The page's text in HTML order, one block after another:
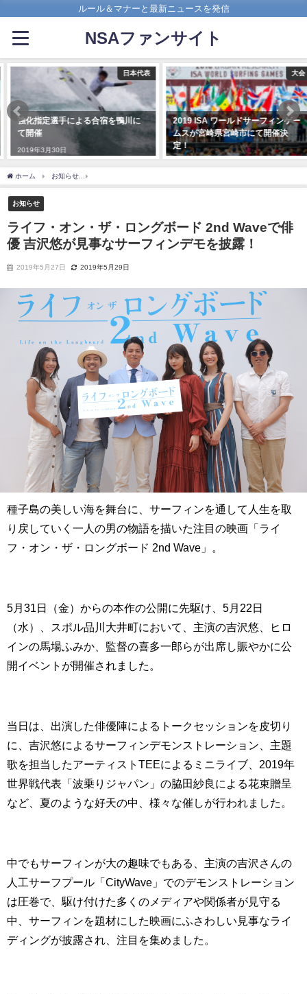
ルール＆マナーと最新ニュースを発信
NSAファンサイト
日本代表
強化指定選手による合宿を鴨川に
て開催
2019年3月30日
大会
2019 ISA ワールドサーフィンゲー
ムスが宮崎県宮崎市にて開催決
定！
ホーム お知らせ
お知らせ
ライフ・オン・ザ・ロングボード 2nd Waveで俳
優 吉沢悠が見事なサーフィンデモを披露！
2019年5月27日 2019年5月29日
種子島の美しい海を舞台に、サーフィンを通して人生を取
り戻していく一人の男の物語を描いた注目の映画「ライ
フ・オン・ザ・ロングボード 2nd Wave」。
5月31日（金）からの本作の公開に先駆け、5月22日
（水）、スポル品川大井町において、主演の吉沢悠、ヒロ
インの馬場ふみか、監督の喜多一郎らが出席し賑やかに公
開イベントが開催されました。
当日は、出演した俳優陣によるトークセッションを皮切り
に、吉沢悠によるサーフィンデモンストレーション、主題
歌を担当したアーティストTEEによるミニライブ、2019年
世界戦代表「波乗りジャパン」の脇田紗良による花束贈呈
など、夏のような好天の中、様々な催しが行われました。
中でもサーフィンが大の趣味でもある、主演の吉沢さんの
人工サーフプール「CityWave」でのデモンストレーション
は圧巻で、駆け付けた多くのメディアや関係者が見守る
中、サーフィンを題材にした映画にふさわしい見事なライ
ディングが披露され、注目を集めました。